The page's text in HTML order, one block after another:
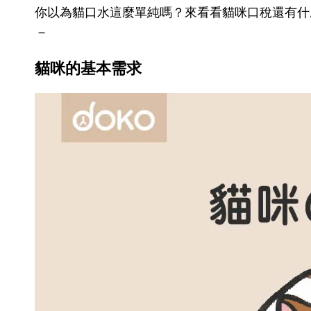
你以為貓口水這麼單純嗎？來看看貓咪口稅還有
－
貓咪的基本需求